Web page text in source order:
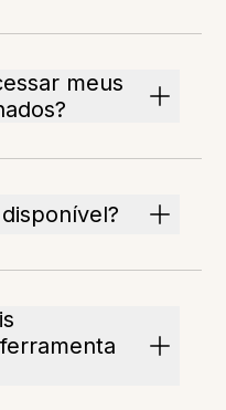
meus